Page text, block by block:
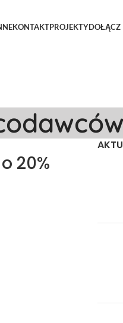
KONTAKTPROJEKTYDOŁĄCZ
20%